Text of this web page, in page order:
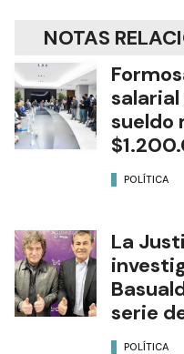
NOTAS
salarial
sueldo
POLÍTICA
La
serie
POLÍTICA